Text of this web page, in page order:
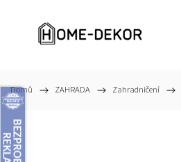
Domů / ZAHRADA / Zahradničení /